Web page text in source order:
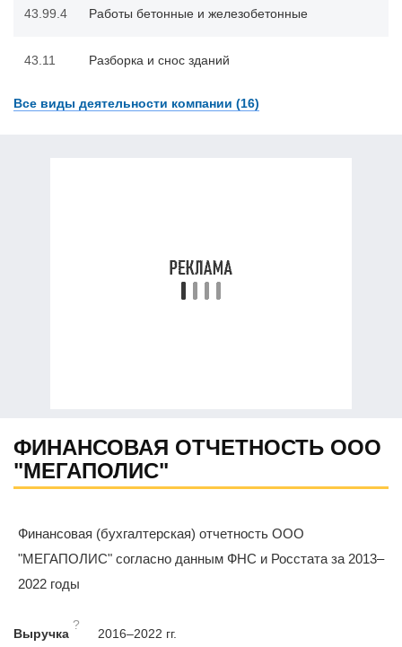
43.99.4 Работы бетонные и железобетонные
43.11 Разборка и снос зданий
Все виды деятельности компании (16)
ФИНАНСОВАЯ ОТЧЕТНОСТЬ ООО
"МЕГАПОЛИС"
Финансовая (бухгалтерская) отчетность ООО
"МЕГАПОЛИС" согласно данным ФНС и Росстата за 2013–
2022 годы
Выручка
?
2016–2022 гг.